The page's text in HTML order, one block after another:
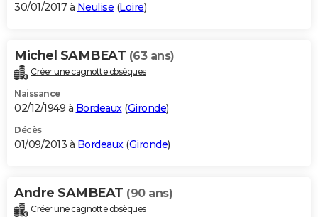
30/01/2017 à Neulise (Loire)
Michel SAMBEAT (63 ans)
Créer une cagnotte obsèques
Naissance
02/12/1949 à Bordeaux(Gironde)
Décès
01/09/2013 à Bordeaux(Gironde)
Andre SAMBEAT (90 ans)
Créer une cagnotte obsèques